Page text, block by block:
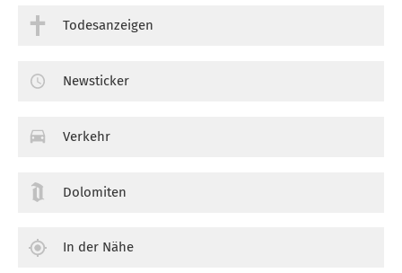
Todesanzeigen
Newsticker
Verkehr
Dolomiten
In der Nähe